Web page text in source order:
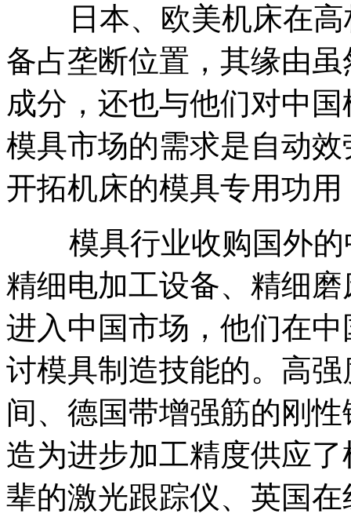
日本、欧美机床在高
备占垄断位置，其缘由
成分，还也与他们对中
模具市场的需求是自动
开拓机床的模具专用功
模具行业收购国外的
精细电加工设备、精细
进入中国市场，他们在
讨模具制造技能的。高
间、德国带增强筋的刚
造为进步加工精度供应
辈的激光跟踪仪、英国